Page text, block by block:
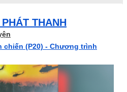
THANH
chiến (P20) - Chương trình